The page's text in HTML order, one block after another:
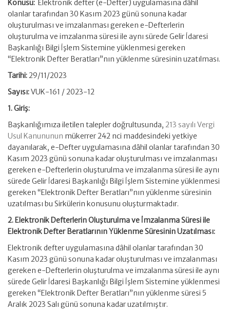
Konusu: Elektronik defter (e-Defter) uygulamasına dâhil
olanlar tarafından 30 Kasım 2023 günü sonuna kadar
oluşturulması ve imzalanması gereken e-Defterlerin
oluşturulma ve imzalanma süresi ile aynı sürede Gelir İdaresi
Başkanlığı Bilgi İşlem Sistemine yüklenmesi gereken
“Elektronik Defter Beratları”nın yüklenme süresinin uzatılması.
Tarihi:29/11/2023
Sayısı:VUK-161 / 2023-12
1. Giriş:
Başkanlığımıza iletilen talepler doğrultusunda, 213 sayılı Vergi
Usul Kanununun mükerrer 242 nci maddesindeki yetkiye
dayanılarak, e-Defter uygulamasına dâhil olanlar tarafından 30
Kasım 2023 günü sonuna kadar oluşturulması ve imzalanması
gereken e-Defterlerin oluşturulma ve imzalanma süresi ile aynı
sürede Gelir İdaresi Başkanlığı Bilgi İşlem Sistemine yüklenmesi
gereken “Elektronik Defter Beratları”nın yüklenme süresinin
uzatılması bu Sirkülerin konusunu oluşturmaktadır.
2. Elektronik Defterlerin Oluşturulma ve İmzalanma Süresi ile
Elektronik Defter Beratlarının Yüklenme Süresinin Uzatılması:
Elektronik defter uygulamasına dâhil olanlar tarafından 30
Kasım 2023 günü sonuna kadar oluşturulması ve imzalanması
gereken e-Defterlerin oluşturulma ve imzalanma süresi ile aynı
sürede Gelir İdaresi Başkanlığı Bilgi İşlem Sistemine yüklenmesi
gereken “Elektronik Defter Beratları”nın yüklenme süresi 5
Aralık 2023 Salı günü sonuna kadar uzatılmıştır.